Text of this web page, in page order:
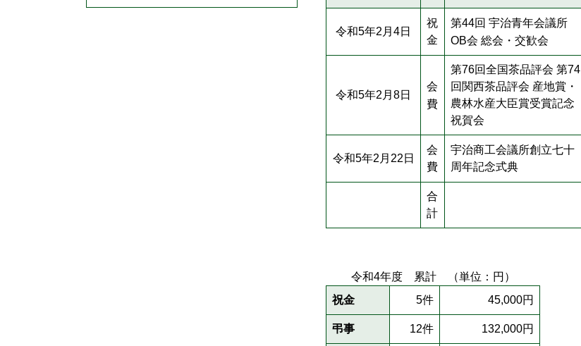
令和5年2月4日
祝
金
第44回 宇治青年会議所
OB会 総会・交歓会
令和5年2月8日
会
費
第76回全国茶品評会 第74
回関西茶品評会 産地賞・
農林水産大臣賞受賞記念
祝賀会
令和5年2月22日
会
費
宇治商工会議所創立七十
周年記念式典
合
計
令和4年度 累計 （単位：円）
祝金
5件 45,000円
弔事 12件 132,000円